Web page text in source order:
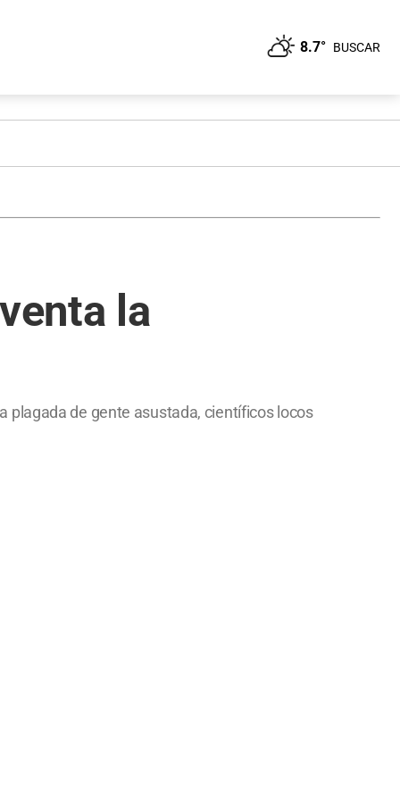
8.7° BUSCAR
la
plagada de gente asustada, científicos locos